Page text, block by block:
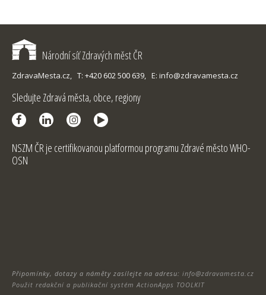
Národní síť Zdravých měst ČR
ZdravaMesta.cz, T: +420 602 500 639, E: info@zdravamesta.cz
Sledujte Zdravá města, obce, regiony
NSZM ČR je certifikovanou platformou programu Zdravé město WHO-
OSN
Připomínky, dotazy a náměty zasílejte na adresu: info@zdravamesta.cz
Použit redakční a publikační systém ActionApps TOOLKIT